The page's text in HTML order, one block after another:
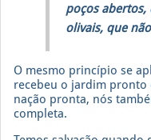
poços abertos,
olivais, que
O mesmo princípio se
recebeu o jardim pronto
nação pronta, nós
completa.